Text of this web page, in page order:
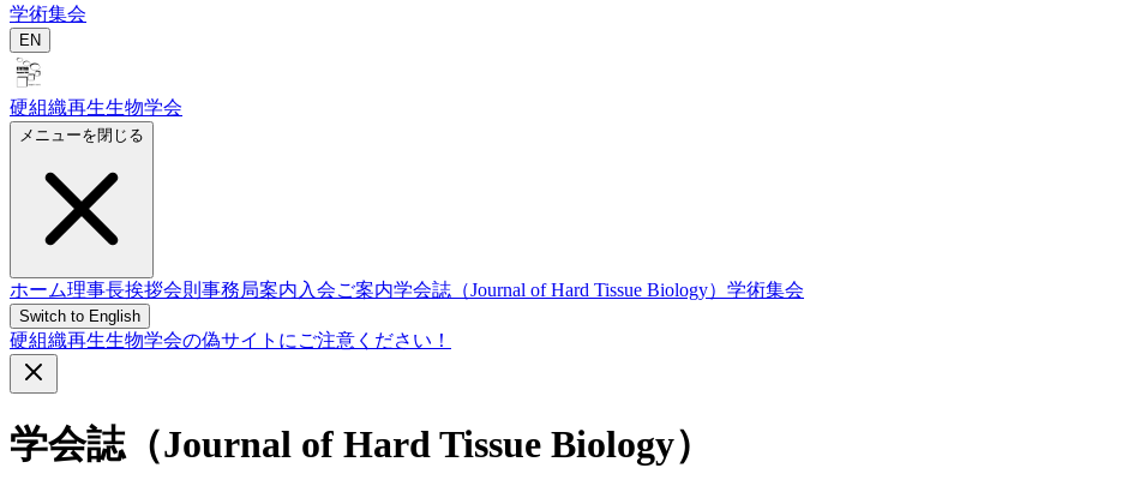
学術集会
EN
硬組織再生生物学会
メニューを閉じる
ホーム理事長挨拶会則 事務局案内 入会ご案内学会誌（Journal of Hard Tissue Biology） 学術集会
Switch to English
硬組織再生生物学会の偽サイトにご注意ください！
学会誌（Journal of Hard Tissue Biology）